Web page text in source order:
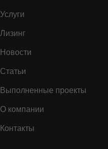
Услуги
Лизинг
Новости
Статьи
Выполненные проекты
О компании
Контакты